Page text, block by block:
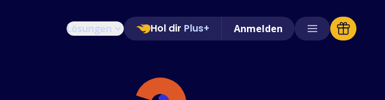
Lösungen Hol dir Plus+ Anmelden